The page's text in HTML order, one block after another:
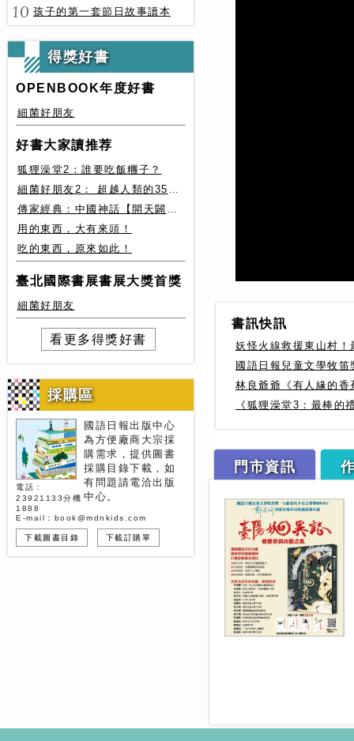
10 孩子的第一套節日故事讀本
得獎好書
OPENBOOK年度好書
細菌好朋友
好書大家讀推荐
狐狸澡堂2：誰要吃飯糰子？
細菌好朋友2： 超越人類的35種細菌生存絕技
傳家經典：中國神話【開天闢地篇】盤古、女媧還有奇珍異獸
用的東西，大有來頭！
吃的東西，原來如此！
臺北國際書展書展大獎首獎
細菌好朋友
看更多得獎好書
採購區
國語日報出版中心
為方便廠商大宗採
購需求，提供圖書
採購目錄下載，如
有問題請電洽出版
中心。
電話：
23921133分機
1888
E-mail：book@mdnkids.com
下載圖書目錄 下載訂購單
書訊快訊
妖怪火線救援東山村
國語日報兒童文學牧
林良爺爺《有人緣的
《狐狸澡堂3：最棒的
門市資訊